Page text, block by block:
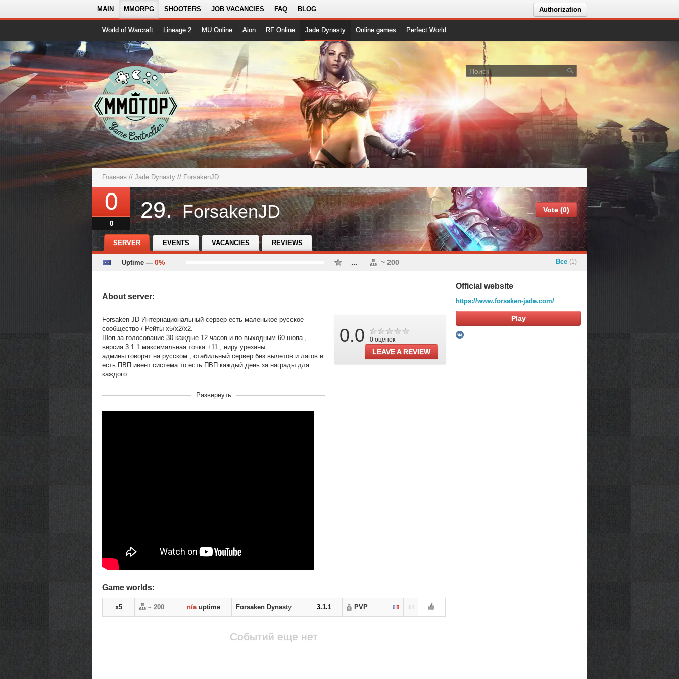
MAIN MMORPG SHOOTERS JOB VACANCIES FAQ BLOG Authorization
World of Warcraft Lineage 2 MU Online Aion RF Online Jade Dynasty Online games Perfect World
Главная // Jade Dynasty // ForsakenJD
0
0
29. ForsakenJD Vote (0)
SERVER EVENTS VACANCIES REVIEWS
Uptime — 0% ... ~ 200 Все (1)
About server:
Forsaken JD Интернациональный сервер есть маленькое русское
сообщество / Рейты x5/x2/x2.
Шоп за голосование 30 каждые 12 часов и по выходным 60 шопа ,
версия 3.1.1 максимальная точка +11 , ниру урезаны.
админы говорят на русском , стабильный сервер без вылетов и лагов и
есть ПВП ивент система то есть ПВП каждый день за награды для
каждого.
14-10-2020, 01:06Развернуть
0.0 0 оценок
LEAVE A REVIEW
Game worlds:
x5 ~ 200 n/auptime Forsaken Dynasty 3.1.1 PVP
Событий еще нет
Official website
https://www.forsaken-jade.com/
Play